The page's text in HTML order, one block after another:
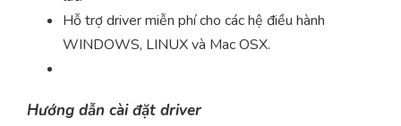
Hỗ trợ driver miễn phí cho các hệ điều hành
WINDOWS, LINUX và Mac OSX.
Hướng dẫn cài đặt driver